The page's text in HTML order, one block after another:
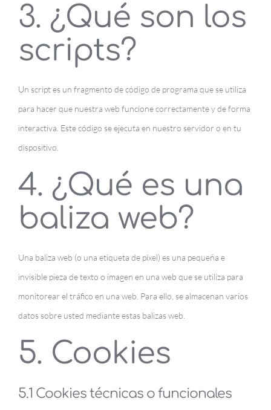
3. ¿Qué son los
scripts?
Un script es un fragmento de código de programa que se utiliza
para hacer que nuestra web funcione correctamente y de forma
interactiva. Este código se ejecuta en nuestro servidor o en tu
dispositivo.
4. ¿Qué es una
baliza web?
Una baliza web (o una etiqueta de píxel) es una pequeña e
invisible pieza de texto o imagen en una web que se utiliza para
monitorear el tráfico en una web. Para ello, se almacenan varios
datos sobre usted mediante estas balizas web.
5. Cookies
5.1 Cookies técnicas o funcionales